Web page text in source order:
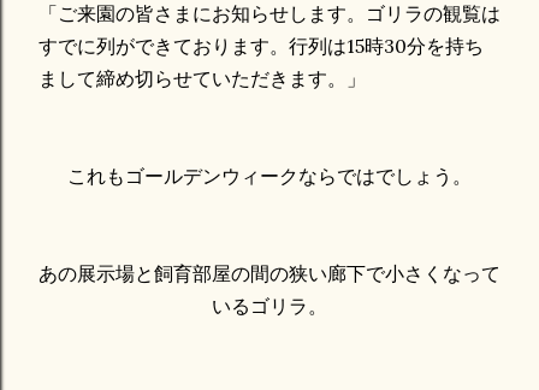
「ご来園の皆さまにお知らせします。ゴリラの観覧は
すでに列ができております。行列は15時30分を持ち
まして締め切らせていただきます。」
これもゴールデンウィークならではでしょう。
あの展示場と飼育部屋の間の狭い廊下で小さくなって
いるゴリラ。